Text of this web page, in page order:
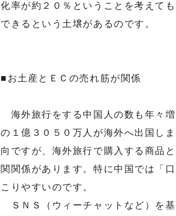
化率が約２０％ということを考えて
できるという土壌があるのです。
■お土産とＥＣの売れ筋が関係
海外旅行をする中国人の数も年々
の１億３０５０万人が海外へ出国し
向ですが、海外旅行で購入する商品
関関係があります。特に中国では「
こりやすいのです。
ＳＮＳ（ウィーチャットなど）を